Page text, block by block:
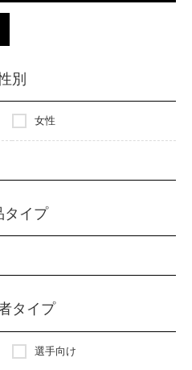
別
女性
タイプ
タイプ
選手向け